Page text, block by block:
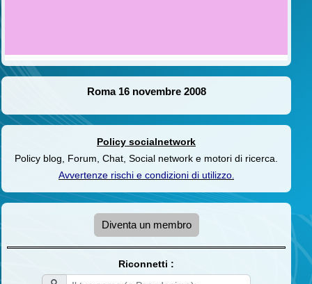
Roma 16 novembre 2008
Policy socialnetwork
Policy blog, Forum, Chat, Social network e motori di ricerca.
Avvertenze rischi e condizioni di utilizzo.
Diventa un membro
Riconnetti :